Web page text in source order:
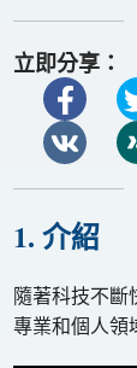
立即分享：
1. 介紹
隨著科技不斷
專業和個人領